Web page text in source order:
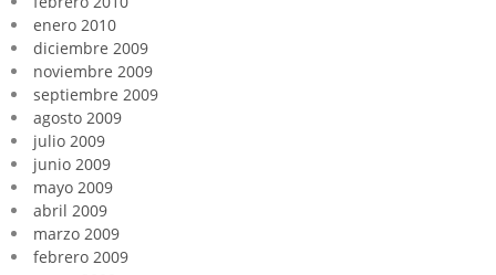
enero 2010
diciembre 2009
noviembre 2009
septiembre 2009
agosto 2009
julio 2009
junio 2009
mayo 2009
abril 2009
marzo 2009
febrero 2009